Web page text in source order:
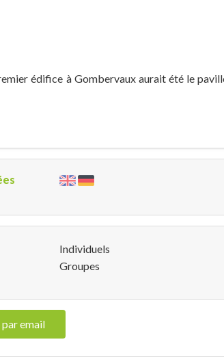
édifice à Gombervaux aurait été le
Individuels
Groupes
email